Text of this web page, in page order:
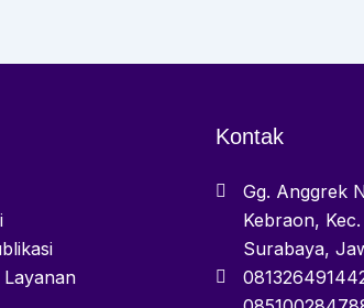
Kontak
Gg. Anggrek
Kebraon,
Surabaya,